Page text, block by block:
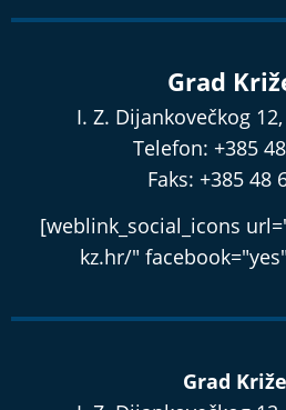
Grad
I. Z. Dijankovečkog
Telefon: +385
Faks: +385 48
[weblink_social_icons
kz.hr/"
Grad